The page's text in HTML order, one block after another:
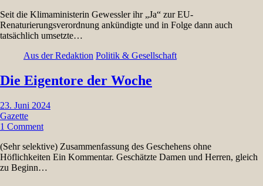
Seit die Klimaministerin Gewessler ihr „Ja“ zur EU-
Renaturierungsverordnung ankündigte und in Folge dann auch
tatsächlich umsetzte…
Aus der Redaktion Politik & Gesellschaft
Die Eigentore der Woche
23. Juni 2024
Gazette
1 Comment
(Sehr selektive) Zusammenfassung des Geschehens ohne
Höflichkeiten Ein Kommentar. Geschätzte Damen und Herren, gleich
zu Beginn…